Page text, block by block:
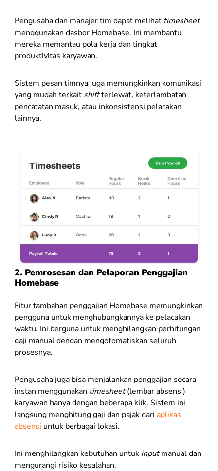
Pengusaha dan manajer tim dapat melihat timesheet
menggunakan dasbor Homebase. Ini membantu
mereka memantau pola kerja dan tingkat
produktivitas karyawan.
Sistem pesan timnya juga memungkinkan komunikasi
yang mudah terkait shiftterlewat, keterlambatan
pencatatan masuk, atau inkonsistensi pelacakan
lainnya.
2. Pemrosesan dan Pelaporan Penggajian
Homebase
Fitur tambahan penggajian Homebase memungkinkan
pengguna untuk menghubungkannya ke pelacakan
waktu. Ini berguna untuk menghilangkan perhitungan
gaji manual dengan mengotomatiskan seluruh
prosesnya.
Pengusaha juga bisa menjalankan penggajian secara
instan menggunakan timesheet(lembar absensi)
karyawan hanya dengan beberapa klik. Sistem ini
langsung menghitung gaji dan pajak dari aplikasi
absensi untuk berbagai lokasi.
Ini menghilangkan kebutuhan untuk inputmanual dan
mengurangi risiko kesalahan.